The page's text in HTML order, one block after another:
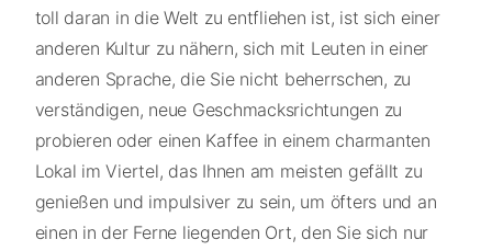
toll daran in die Welt zu entfliehen ist, ist sich einer
anderen Kultur zu nähern, sich mit Leuten in einer
anderen Sprache, die Sie nicht beherrschen, zu
verständigen, neue Geschmacksrichtungen zu
probieren oder einen Kaffee in einem charmanten
Lokal im Viertel, das Ihnen am meisten gefällt zu
genießen und impulsiver zu sein, um öfters und an
einen in der Ferne liegenden Ort, den Sie sich nur